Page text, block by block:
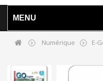
MENU
Numérique E-